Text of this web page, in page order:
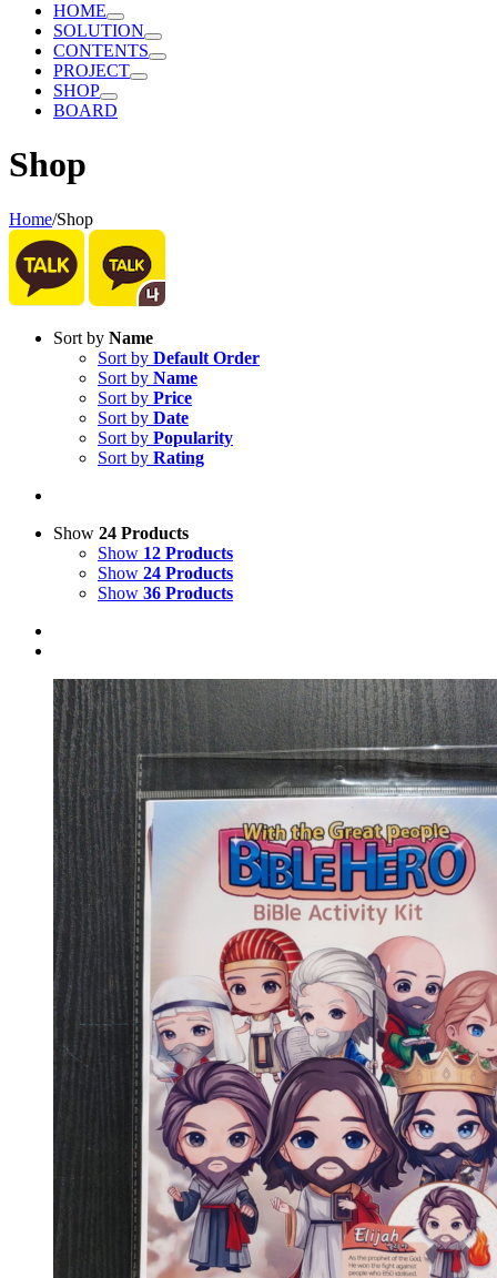
HOME
SOLUTION
CONTENTS
PROJECT
SHOP
BOARD
Shop
Home/Shop
Sort by Name
Sort by Default Order
Sort by Name
Sort by Price
Sort by Date
Sort by Popularity
Sort by Rating
Show 24 Products
Show 12 Products
Show 24 Products
Show 36 Products